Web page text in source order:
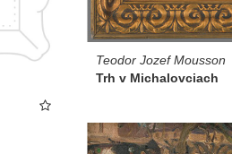
Teodor Jozef Mousson
Trh v Michalovciach